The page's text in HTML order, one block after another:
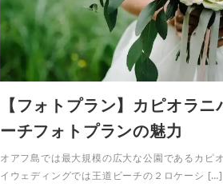
【フォトプラン】カピオラ
ーチフォトプランの魅力
オアフ島では最大規模の広大な公園であるカピ
イウェディングでは王道ビーチの２ロケーシ […]